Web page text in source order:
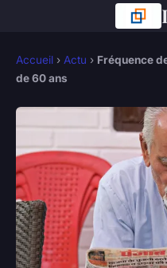
Accueil › Actu › Fréquence
de 60 ans